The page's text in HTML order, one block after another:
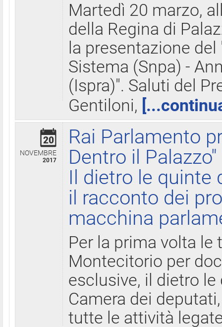
Martedì 20 marzo,
della Regina di
la presentazione
Sistema (Snpa) -
(Ispra)". Saluti del
Gentiloni,
20
NOVEMBRE
2017
Rai Parlamento
Dentro il Palazzo"
Il dietro le quinte
il racconto dei
macchina
Per la prima volta le
Montecitorio per
esclusive, il dietro
Camera dei
tutte le attività